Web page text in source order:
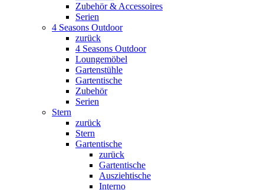
Zubehör & Accessoires
Serien
4 Seasons Outdoor
zurück
4 Seasons Outdoor
Loungemöbel
Gartenstühle
Gartentische
Zubehör
Serien
Stern
zurück
Stern
Gartentische
zurück
Gartentische
Ausziehtische
Interno